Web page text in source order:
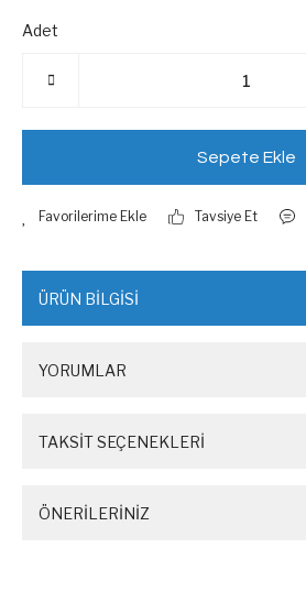
Adet
Sepete Ekle
Tavsiye Et
ÜRÜN BİLGİSİ
YORUMLAR
TAKSİT SEÇENEKLERİ
ÖNERİLERİNİZ